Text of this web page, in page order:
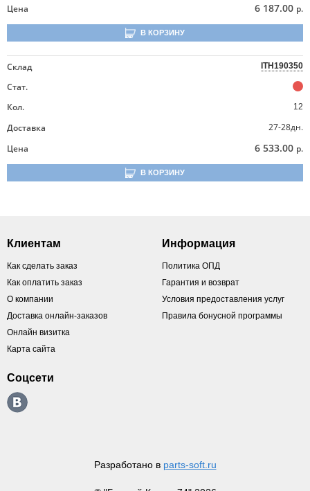
Цена
6 187.00 р.
В КОРЗИНУ
Склад ITH190350
Стат.
Кол.
12
Доставка
27-28дн.
Цена
6 533.00 р.
В КОРЗИНУ
Клиентам
Как сделать заказ
Как оплатить заказ
О компании
Доставка онлайн-заказов
Онлайн визитка
Карта сайта
Информация
Политика ОПД
Гарантия и возврат
Условия предоставления услуг
Правила бонусной программы
Соцсети
Разработано в parts-soft.ru